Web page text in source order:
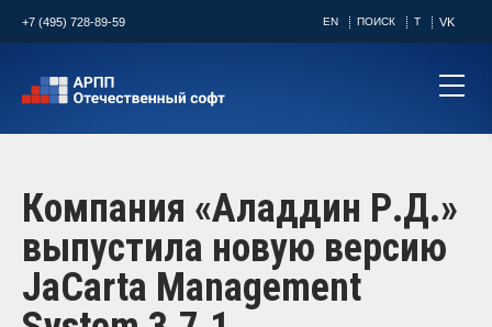
+7 (495) 728-89-59 EN ПОИСК T VK
Компания «Аладдин Р.Д.»
выпустила новую версию
JaCarta Management